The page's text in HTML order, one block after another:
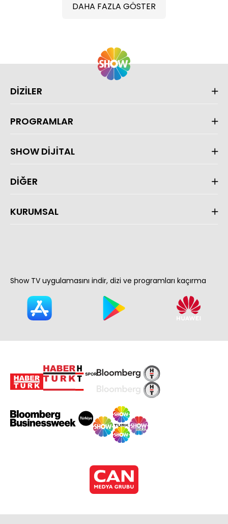
DAHA FAZLA GÖSTER
DİZİLER
PROGRAMLAR
SHOW DİJİTAL
DİĞER
KURUMSAL
Show TV uygulamasını indir, dizi ve programları kaçırma